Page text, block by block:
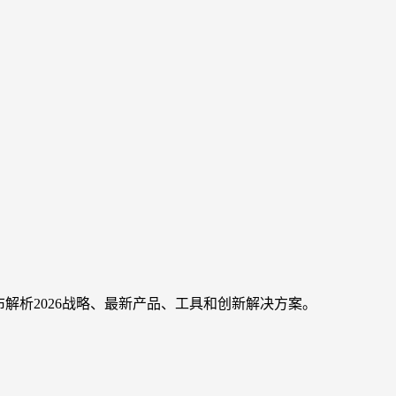
析2026战略、最新产品、工具和创新解决方案。